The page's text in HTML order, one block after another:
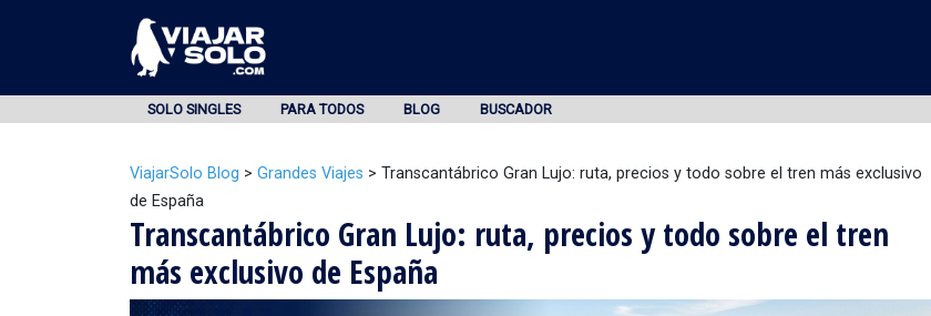
SOLO SINGLES PARA TODOS BLOG BUSCADOR
ViajarSolo Blog > Grandes Viajes > Transcantábrico Gran Lujo: ruta, precios y todo sobre el tren más exclusivo
de España
Transcantábrico Gran Lujo: ruta, precios y todo sobre el tren
más exclusivo de España